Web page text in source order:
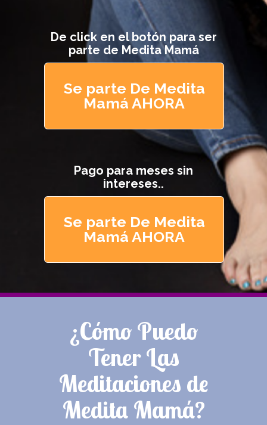
De click en el botón para ser
parte de Medita Mamá
Se parte De Medita
Mamá AHORA
Pago para meses sin
intereses..
Se parte De Medita
Mamá AHORA
¿Cómo Puedo
Tener Las
Meditaciones de
Medita Mamá?